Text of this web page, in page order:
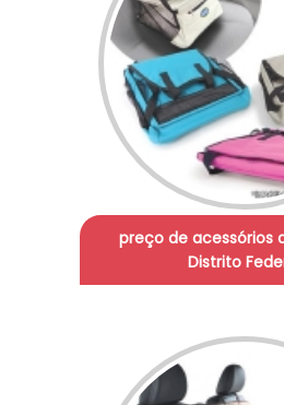
preço de acessórios
Distrito